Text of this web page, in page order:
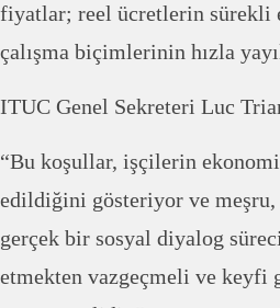
fiyatlar; reel ücretlerin sürekli
çalışma biçimlerinin hızla
ITUC Genel Sekreteri Luc
“Bu koşullar, işçilerin
edildiğini gösteriyor ve
gerçek bir sosyal diyalog
etmekten vazgeçmeli ve keyfi